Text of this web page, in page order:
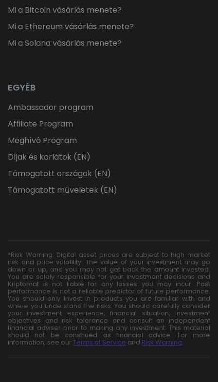
Mi a Bitcoin vásárlás menete?
Mi a Ethereum vásárlás menete?
Mi a Solana vásárlás menete?
EGYÉB
Ambassador program
Affiliate Program
Meghívó Program
Díjak és korlátok (EN)
Támogatott országok (EN)
Támogatott műveletek (EN)
*Risk Warning: Digital asset prices are subject to high market
risk and price volatility. The value of your investment may go
down or up, and you may not get back the amount invested.
You are solely responsible for your investment decisions and
Kriptomat is not liable for any losses you may incur. Past
performance is not a reliable predictor of future performance.
You should only invest in products you are familiar with and
where you understand the risks. You should carefully consider
your investment experience, financial situation, investment
objectives and risk tolerance and consult an independent
financial adviser prior to making any investment. This material
should not be construed as financial advice. For more
information, see our Terms of Service and Risk Warning.